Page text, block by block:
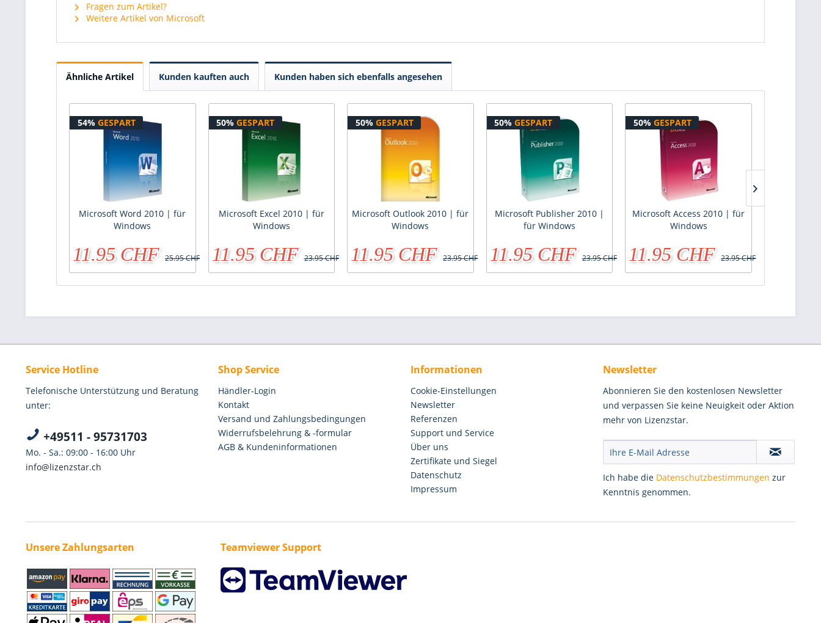
Fragen zum Artikel?
Weitere Artikel von Microsoft
Ähnliche Artikel Kunden kauften auch Kunden haben sich ebenfalls angesehen
54% GESPART
Microsoft Word 2010 | für
Windows
11.95 CHF 25.95 CHF
50%GESPART
Microsoft Excel 2010 | für
Windows
11.95 CHF 23.95 CHF
50% GESPART
Microsoft Outlook 2010 | für
Windows
11.95 CHF 23.95 CHF
50%GESPART
Microsoft Publisher 2010 |
für Windows
11.95 CHF 23.95 CHF
50% GESPART
Microsoft Access 2010 | für
Windows
11.95 CHF 23.95 CHF
Service Hotline
Telefonische Unterstützung und Beratung
unter:
+49511 - 95731703
Mo. - Sa.: 09:00 - 16:00 Uhr
info@lizenzstar.ch
Shop Service
Händler-Login
Kontakt
Versand und Zahlungsbedingungen
Widerrufsbelehrung & -formular
AGB & Kundeninformationen
Informationen
Cookie-Einstellungen
Newsletter
Referenzen
Support und Service
Über uns
Zertifikate und Siegel
Datenschutz
Impressum
Newsletter
Abonnieren Sie den kostenlosen Newsletter
und verpassen Sie keine Neuigkeit oder Aktion
mehr von Lizenzstar.
Ich habe die Datenschutzbestimmungen zur
Kenntnis genommen.
Unsere Zahlungsarten Teamviewer Support